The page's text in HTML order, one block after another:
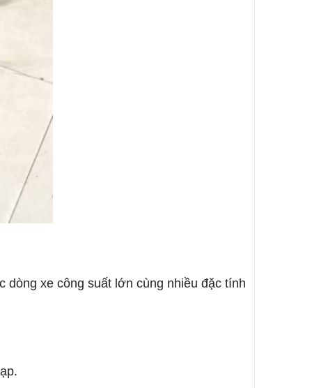
dòng xe công suất lớn cùng nhiều đặc tính